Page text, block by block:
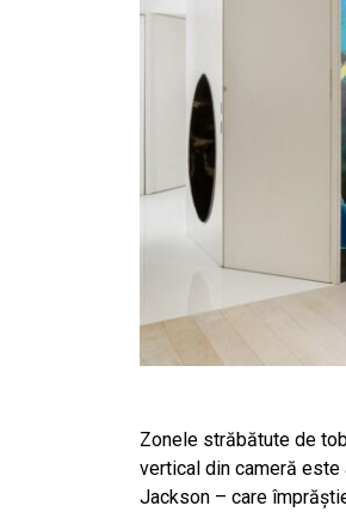
Zonele străbătute de
vertical din cameră este
Jackson – care